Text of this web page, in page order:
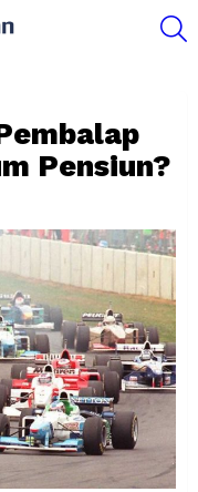
Pensiun?